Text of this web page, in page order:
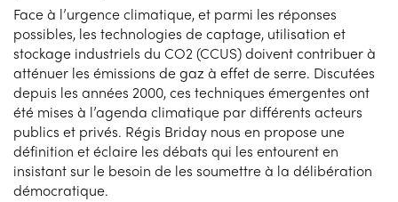
Face à l’urgence climatique, et parmi les réponses
possibles, les technologies de captage, utilisation et
stockage industriels du CO2 (CCUS) doivent contribuer à
atténuer les émissions de gaz à effet de serre. Discutées
depuis les années 2000, ces techniques émergentes ont
été mises à l’agenda climatique par différents acteurs
publics et privés. Régis Briday nous en propose une
définition et éclaire les débats qui les entourent en
insistant sur le besoin de les soumettre à la délibération
démocratique.